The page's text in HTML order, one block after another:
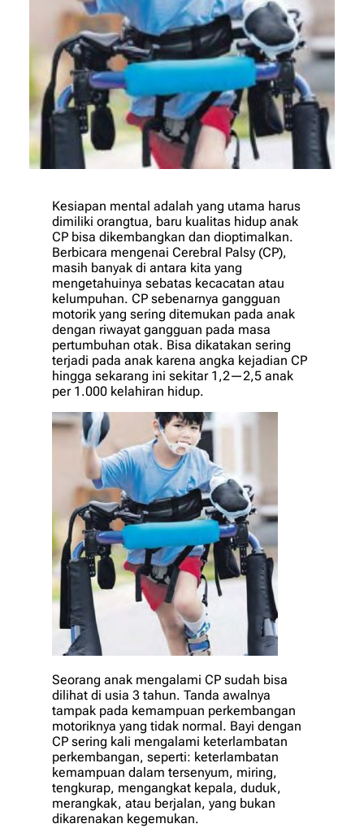
Kesiapan mental adalah yang utama harus
dimiliki orangtua, baru kualitas hidup anak
CP bisa dikembangkan dan dioptimalkan.
Berbicara mengenai Cerebral Palsy (CP),
masih banyak di antara kita yang
mengetahuinya sebatas kecacatan atau
kelumpuhan. CP sebenarnya gangguan
motorik yang sering ditemukan pada anak
dengan riwayat gangguan pada masa
pertumbuhan otak. Bisa dikatakan sering
terjadi pada anak karena angka kejadian CP
hingga sekarang ini sekitar 1,2—2,5 anak
per 1.000 kelahiran hidup.
Seorang anak mengalami CP sudah bisa
dilihat di usia 3 tahun. Tanda awalnya
tampak pada kemampuan perkembangan
motoriknya yang tidak normal. Bayi dengan
CP sering kali mengalami keterlambatan
perkembangan, seperti: keterlambatan
kemampuan dalam tersenyum, miring,
tengkurap, mengangkat kepala, duduk,
merangkak, atau berjalan, yang bukan
dikarenakan kegemukan.